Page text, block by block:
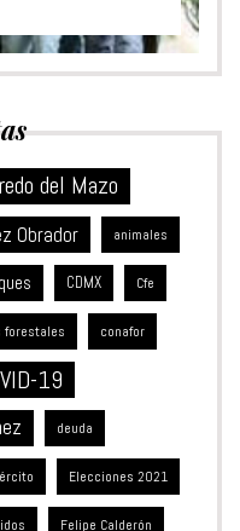
del Mazo
Obrador animales
CDMX Cfe
forestales conafor
19
deuda
Elecciones 2021
Felipe Calderón